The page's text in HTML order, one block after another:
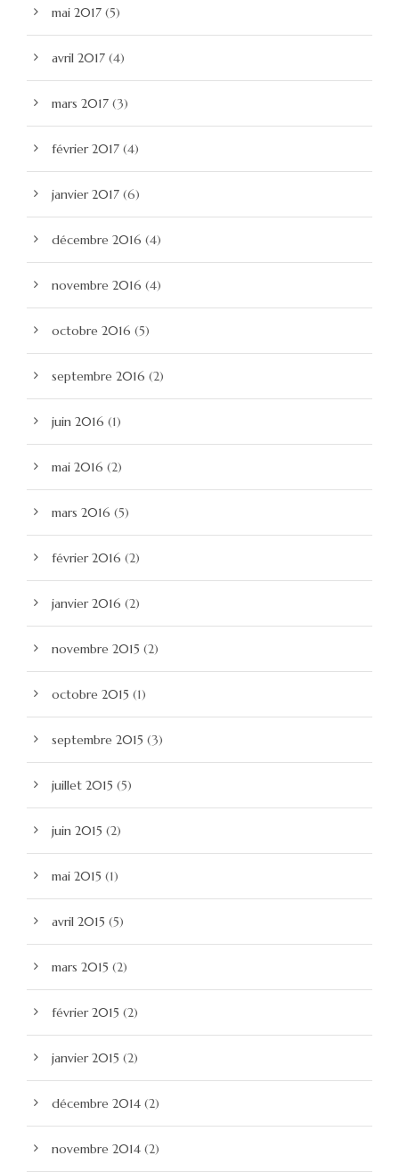
mai 2017 (5)
avril 2017 (4)
mars 2017 (3)
février 2017 (4)
janvier 2017 (6)
décembre 2016 (4)
novembre 2016 (4)
octobre 2016 (5)
septembre 2016 (2)
juin 2016 (1)
mai 2016 (2)
mars 2016 (5)
février 2016 (2)
janvier 2016 (2)
novembre 2015 (2)
octobre 2015 (1)
septembre 2015 (3)
juillet 2015 (5)
juin 2015 (2)
mai 2015 (1)
avril 2015 (5)
mars 2015 (2)
février 2015 (2)
janvier 2015 (2)
décembre 2014 (2)
novembre 2014 (2)